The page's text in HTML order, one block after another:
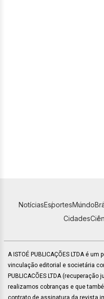
NotíciasEsportesMundo
Cidades
A ISTOÉ PUBLICAÇÕES LTDA é
vinculação editorial e societária
PUBLICACÕES LTDA
realizamos cobranças e que
contrato de assinatura da revista